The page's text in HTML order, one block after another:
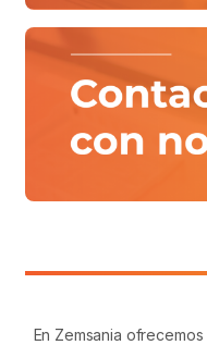
En Zemsania ofrecemos